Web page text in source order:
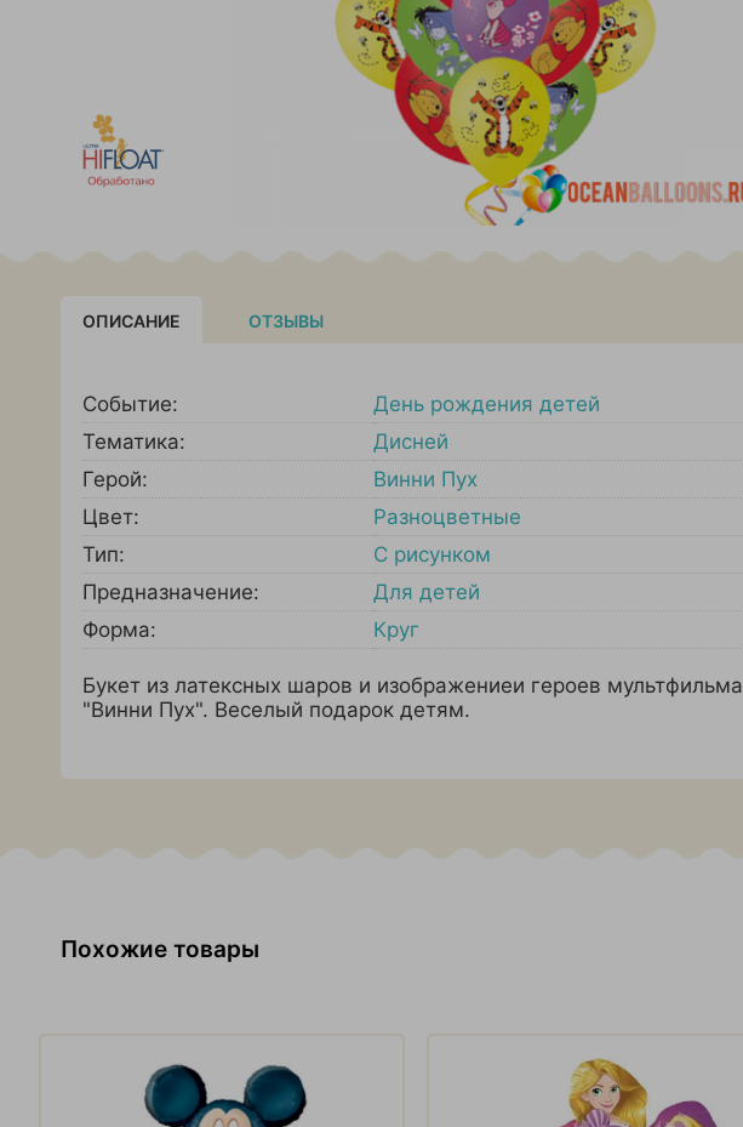
ОПИСАНИЕ ОТЗЫВЫ
Событие:
День рождения детей
Тематика:
Дисней
Герой:
Винни Пух
Цвет:
Разноцветные
Тип:
С рисунком
Предназначение:
Для детей
Форма:
Круг
Букет из латексных шаров и изображениеи героев мультфильма
"Винни Пух". Веселый подарок детям.
Похожие товары